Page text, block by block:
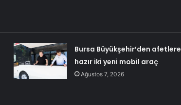
Bursa Büyükşehir’den afetlere
hazır iki yeni mobil araç
Ağustos 7, 2026